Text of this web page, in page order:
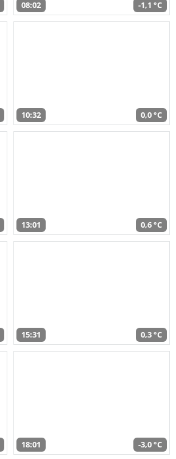
08:02 -1,1 °C
10:32 0,0 °C
13:01 0,6 °C
15:31 0,3 °C
18:01 -3,0 °C